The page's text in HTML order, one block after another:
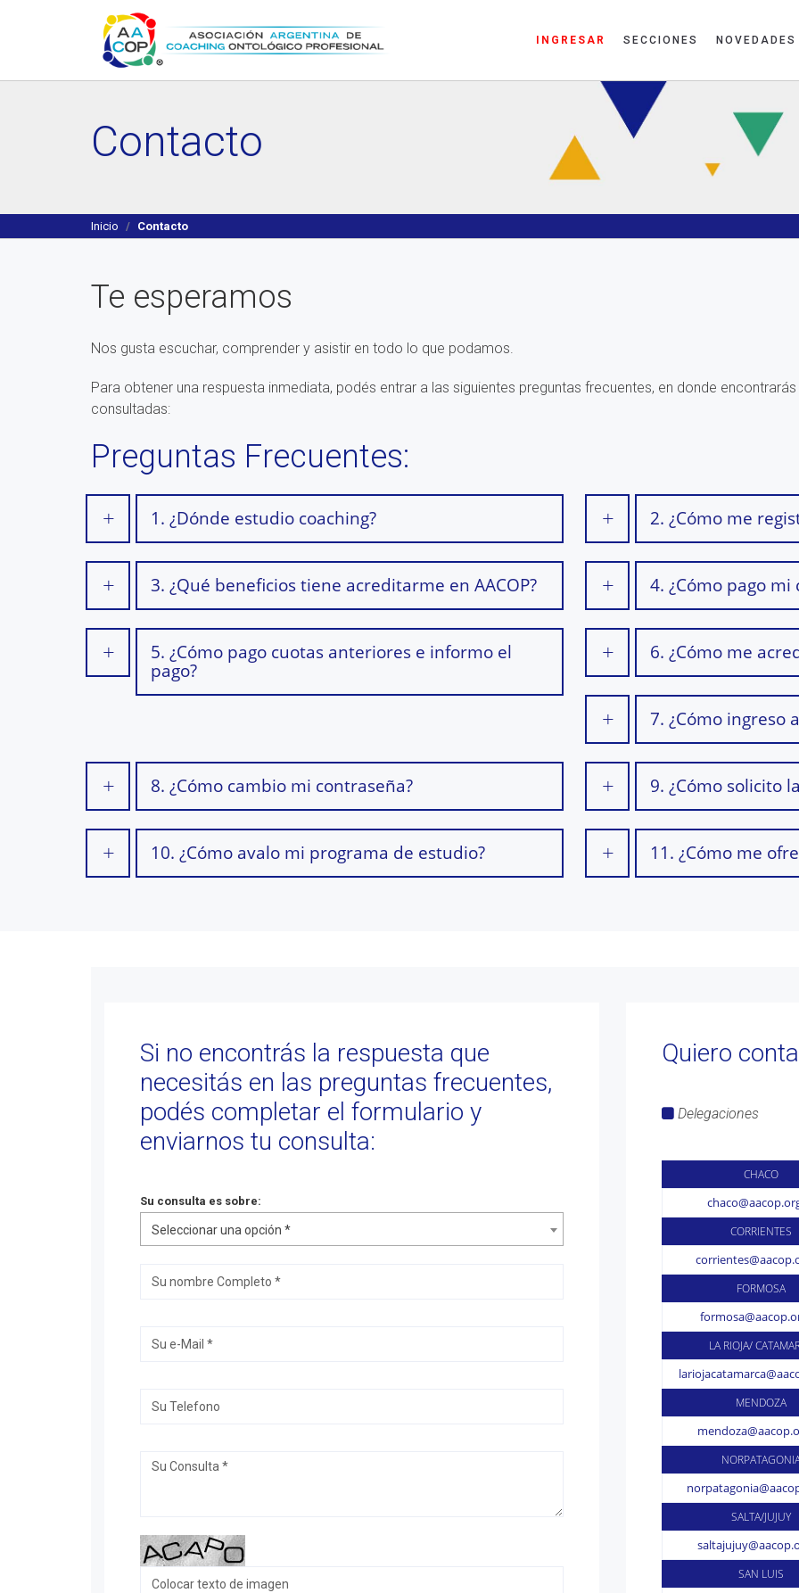
INGRESAR SECCIONES NOVEDADES
Contacto
Inicio Contacto
Te esperamos
Nos gusta escuchar, comprender y asistir en todo lo que podamos.
Para obtener una respuesta inmediata, podés entrar a las siguientes preguntas frecuentes, en donde
consultadas:
Preguntas Frecuentes:
1. ¿Dónde estudio coaching? 2. ¿Cómo me
3. ¿Qué beneficios tiene acreditarme en AACOP? 4. ¿Cómo pago
5. ¿Cómo pago cuotas anteriores e informo el
pago?
6. ¿Cómo me
7. ¿Cómo ingreso
8. ¿Cómo cambio mi contraseña? 9. ¿Cómo solicito
10. ¿Cómo avalo mi programa de estudio? 11. ¿Cómo me
Si no encontrás la respuesta que
necesitás en las preguntas frecuentes,
podés completar el formulario y
enviarnos tu consulta:
Su consulta es sobre:
Seleccionar una opción *
Quiero
Delegaciones
CHACO
CORRIENTES
FORMOSA
LA RIOJA/
MENDOZA
SALTA/JUJUY
SAN LUIS